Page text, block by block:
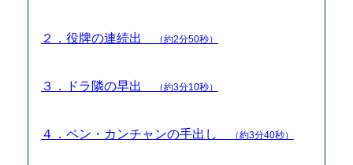
２．役牌の連続出 （約2分50秒）
３．ドラ隣の早出 （約3分10秒）
４．ペン・カンチャンの手出し （約3分40秒）